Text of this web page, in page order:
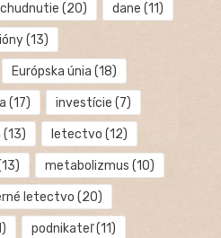
(20) dane (11)
(13)
Európska únia (18)
(17) investície (7)
(13) letectvo (12)
metabolizmus (10)
letectvo (20)
podnikateľ(11)